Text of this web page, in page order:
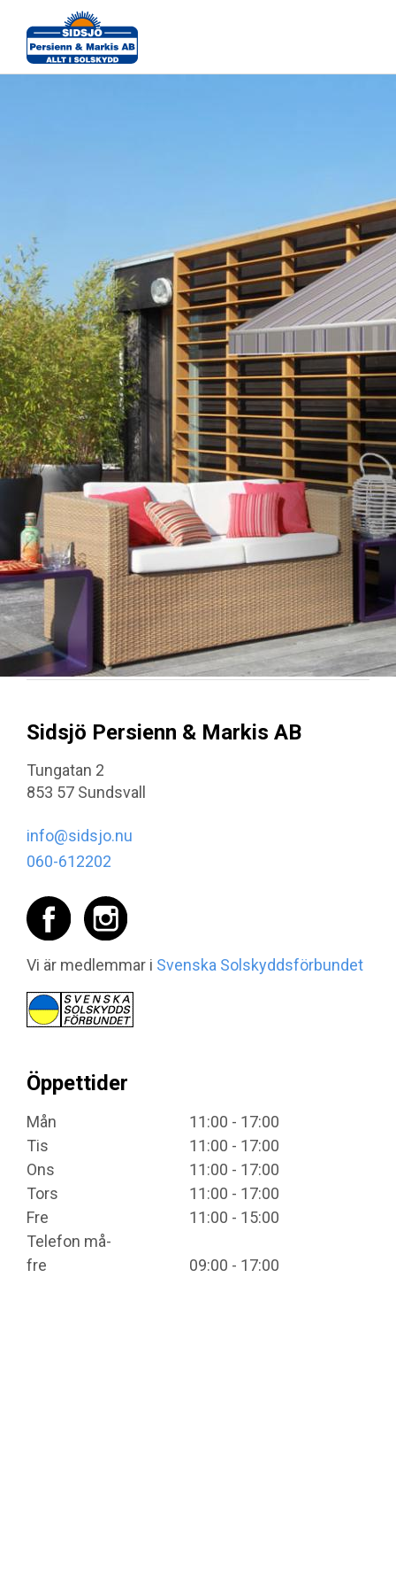
Markiser-Grå-utomhus
Sidsjö Persienn & Markis AB
Tungatan 2
853 57 Sundsvall
info@sidsjo.nu
060-612202
Vi är medlemmar i Svenska Solskyddsförbundet
Öppettider
Mån
11:00 - 17:00
Tis
11:00 - 17:00
Ons
11:00 - 17:00
Tors
11:00 - 17:00
Fre
11:00 - 15:00
Telefon må-
fre
09:00 - 17:00